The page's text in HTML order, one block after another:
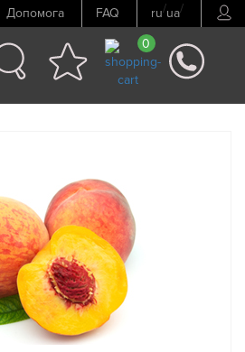
Допомога FAQ ru/ua/
0
Наступний товар